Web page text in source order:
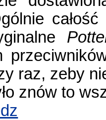
raz, zeby
znów to